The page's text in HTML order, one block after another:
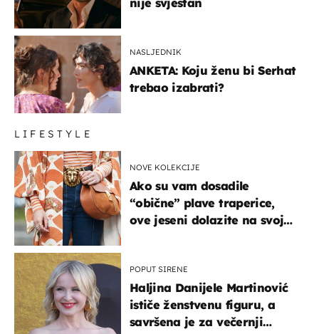
NASLJEDNIK
ANKETA: Koju ženu bi Serhat
trebao izabrati?
LIFESTYLE
NOVE KOLEKCIJE
Ako su vam dosadile
“obične” plave traperice,
ove jeseni dolazite na svoje
POPUT SIRENE
Haljina Danijele Martinović
ističe ženstvenu figuru, a
savršena je za večernji